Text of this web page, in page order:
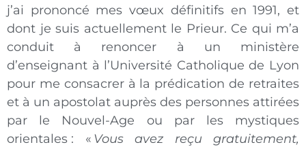
j’ai prononcé mes vœux définitifs en 1991, et
dont je suis actuellement le Prieur. Ce qui m’a
conduit à renoncer à un ministère
d’enseignant à l’Université Catholique de Lyon
pour me consacrer à la prédication de retraites
et à un apostolat auprès des personnes attirées
par le Nouvel-Age ou par les mystiques
orientales : « Vous avez reçu gratuitement,